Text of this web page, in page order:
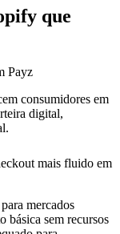
que
Payz
consumidores em
digital,
mais fluido em
mercados
básica sem recursos